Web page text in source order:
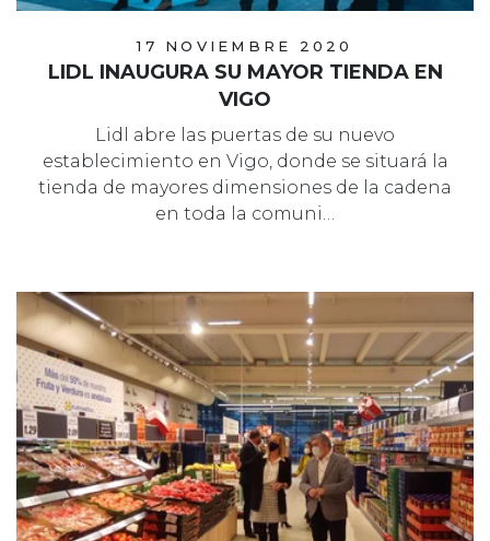
17 NOVIEMBRE 2020
LIDL INAUGURA SU MAYOR TIENDA EN
VIGO
Lidl abre las puertas de su nuevo
establecimiento en Vigo, donde se situará la
tienda de mayores dimensiones de la cadena
en toda la comuni…